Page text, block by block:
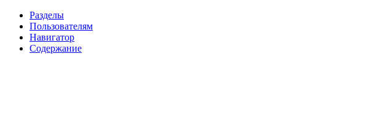
Разделы
Пользователям
Навигатор
Содержание